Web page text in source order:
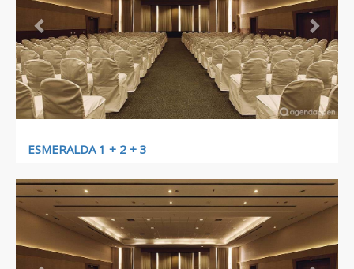
ESMERALDA 1 + 2 + 3
Previous Next